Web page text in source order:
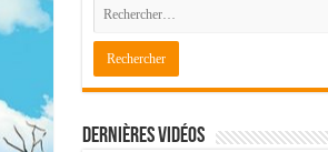
Dernières Vidéos